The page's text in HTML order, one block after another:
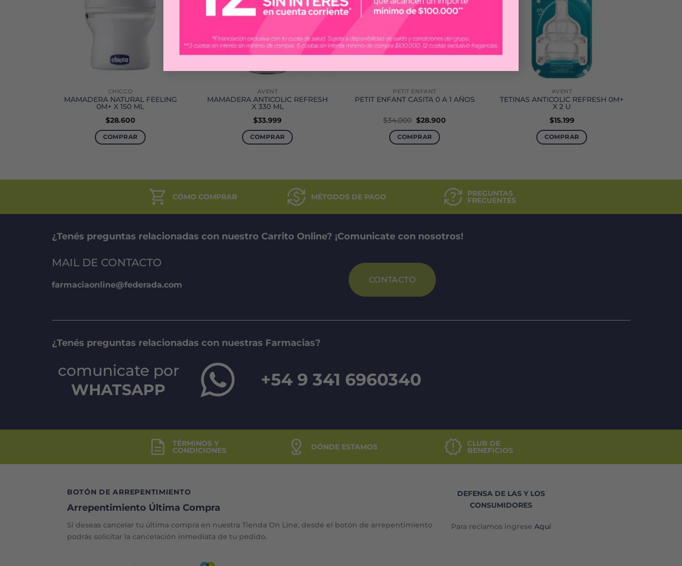
CHICCO
MAMADERA NATURAL FEELING
0M+ X 150 ML
$28.600
COMPRAR
AVENT
MAMADERA ANTICOLIC REFRESH
X 330 ML
$33.999
COMPRAR
PETIT ENFANT
PETIT ENFANT CASITA 0 A 1 AÑOS
$34.000 El
precio
original
era:
$28.900El
COMPRAR
AVENT
TETINAS ANTICOLIC REFRESH 0M+
X 2 U
$15.199
COMPRAR
CÓMO COMPRAR MÉTODOS DE PAGO PREGUNTAS
FRECUENTES
¿Tenés preguntas relacionadas con nuestro Carrito Online? ¡Comunicate con nosotros!
MAIL DE CONTACTO
farmaciaonline@federada.com
CONTACTO
¿Tenés preguntas relacionadas con nuestras Farmacias?
comunicate por
WHATSAPP
+54 9 341 6960340
TÉRMINOS Y
CONDICIONES DÓNDE ESTAMOS CLUB DE
BENEFICIOS
BOTÓN DE ARREPENTIMIENTO
Arrepentimiento Última Compra
Si deseas cancelar tu última compra en nuestra Tienda On Line, desde el botón de arrepentimiento
podrás solicitar la cancelación inmediata de tu pedido.
DEFENSA DE LAS Y LOS
CONSUMIDORES
Para reclamos ingrese Aquí